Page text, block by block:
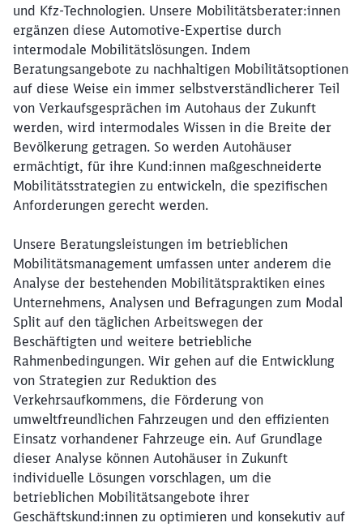
und Kfz-Technologien. Unsere Mobilitätsberater:innen
ergänzen diese Automotive-Expertise durch
intermodale Mobilitätslösungen. Indem
Beratungsangebote zu nachhaltigen Mobilitätsoptionen
auf diese Weise ein immer selbstverständlicherer Teil
von Verkaufsgesprächen im Autohaus der Zukunft
werden, wird intermodales Wissen in die Breite der
Bevölkerung getragen. So werden Autohäuser
ermächtigt, für ihre Kund:innen maßgeschneiderte
Mobilitätsstrategien zu entwickeln, die spezifischen
Anforderungen gerecht werden.
Unsere Beratungsleistungen im betrieblichen
Mobilitätsmanagement umfassen unter anderem die
Analyse der bestehenden Mobilitätspraktiken eines
Unternehmens, Analysen und Befragungen zum Modal
Split auf den täglichen Arbeitswegen der
Beschäftigten und weitere betriebliche
Rahmenbedingungen. Wir gehen auf die Entwicklung
von Strategien zur Reduktion des
Verkehrsaufkommens, die Förderung von
umweltfreundlichen Fahrzeugen und den effizienten
Einsatz vorhandener Fahrzeuge ein. Auf Grundlage
dieser Analyse können Autohäuser in Zukunft
individuelle Lösungen vorschlagen, um die
betrieblichen Mobilitätsangebote ihrer
Geschäftskund:innen zu optimieren und konsekutiv auf